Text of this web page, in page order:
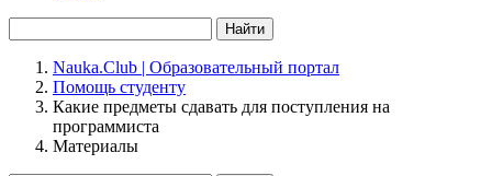
Найти
Nauka.Club | Образовательный портал
Помощь студенту
Какие предметы сдавать для поступления на
программиста
Материалы